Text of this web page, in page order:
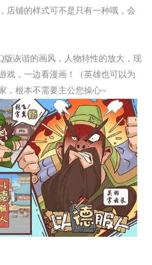
店铺的样式可不是只有一种哦，会
版诙谐的画风，人物特性的放大，现
戏，一边看漫画！（英雄也可以为
，根本不需要主公您操心~